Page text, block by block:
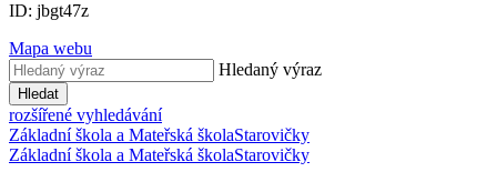
ID: jbgt47z
Mapa webu
Hledaný výraz
Hledat
rozšířené vyhledávání
Základní škola a Mateřská školaStarovičky
Základní škola a Mateřská školaStarovičky